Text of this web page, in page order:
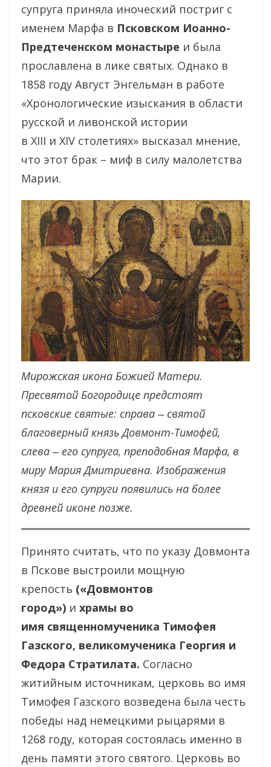
супруга приняла иноческий постриг с
именем Марфа в Псковском Иоанно-
Предтеченском монастыре и была
прославлена в лике святых. Однако в
1858 году Август Энгельман в работе
«Хронологические изыскания в области
русской и ливонской истории
в XIII и XIV столетиях» высказал мнение,
что этот брак – миф в силу малолетства
Марии.
Мирожская икона Божией Матери.
Пресвятой Богородице предстоят
псковские святые: справа ‒ святой
благоверный князь Довмонт-Тимофей,
слева ‒ его супруга, преподобная Марфа, в
миру Мария Дмитриевна. Изображения
князя и его супруги появились на более
древней иконе позже.
Принято считать, что по указу Довмонта
в Пскове выстроили мощную
крепость («Довмонтов
город») и храмы во
имя священномученика Тимофея
Газского, великомученика Георгия и
Федора Стратилата. Согласно
житийным источникам, церковь во имя
Тимофея Газского возведена была честь
победы над немецкими рыцарями в
1268 году, которая состоялась именно в
день памяти этого святого. Церковь во